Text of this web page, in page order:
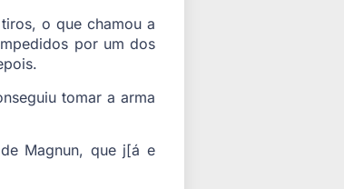
o que chamou a
por um dos
tomar a arma
Magnun, que j[á e